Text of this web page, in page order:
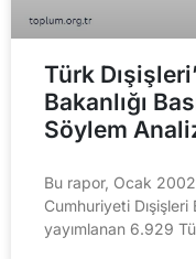
Türk
Bakanlığı
Söylem
Bu rapor, Ocak
Cumhuriyeti Dışişleri
yayımlanan 6.929